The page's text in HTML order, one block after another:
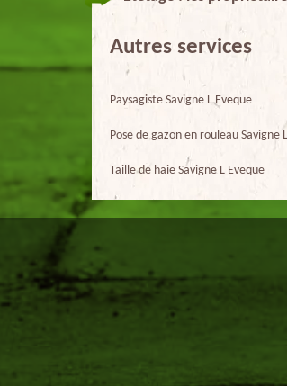
Autres services
Paysagiste Savigne L Eveque
Pose de gazon en rouleau Savigne
Taille de haie Savigne L Eveque